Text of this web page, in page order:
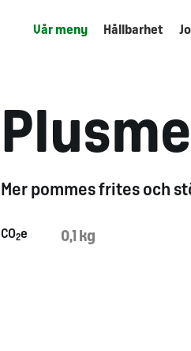
Vår meny Hållbarhet
Mer pommes frites och
CO2e 0,1 kg